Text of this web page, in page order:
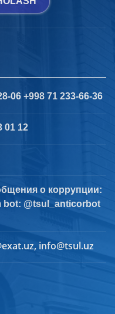
06 +998 71 233-66-36
01 12
о коррупции:
bot: @tsul_anticorbot
info@tsul.uz